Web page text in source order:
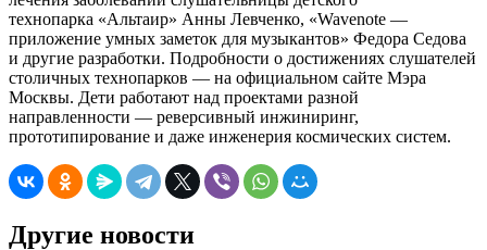
технопарка «Альтаир» Анны Левченко, «Wavenote —
приложение умных заметок для музыкантов» Федора Седова
и другие разработки. Подробности о достижениях слушателей
столичных технопарков — на официальном сайте Мэра
Москвы. Дети работают над проектами разной
направленности — реверсивный инжиниринг,
прототипирование и даже инженерия космических систем.
Другие новости